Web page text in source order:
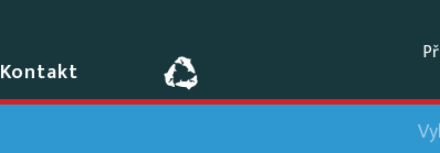
Kontakt